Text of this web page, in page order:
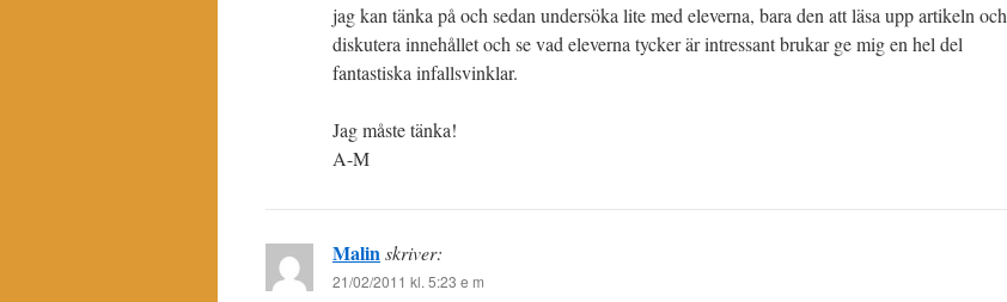
jag kan tänka på och sedan undersöka lite med eleverna, bara den att läsa upp artikeln och
diskutera innehållet och se vad eleverna tycker är intressant brukar ge mig en hel del
fantastiska infallsvinklar.
Jag måste tänka!
A-M
Malinskriver:
21/02/2011 kl. 5:23 e m